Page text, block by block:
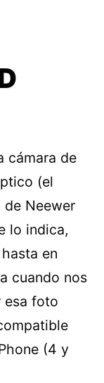
cámara de
(el
de Neewer
lo indica,
en
cuando nos
esa foto
(4 y